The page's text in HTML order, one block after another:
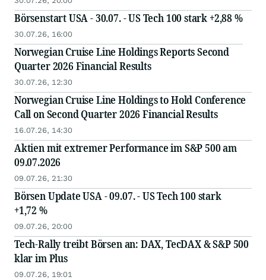
Börsenstart USA - 30.07. - US Tech 100 stark +2,88 %
30.07.26, 16:00
Norwegian Cruise Line Holdings Reports Second
Quarter 2026 Financial Results
30.07.26, 12:30
Norwegian Cruise Line Holdings to Hold Conference
Call on Second Quarter 2026 Financial Results
16.07.26, 14:30
Aktien mit extremer Performance im S&P 500 am
09.07.2026
09.07.26, 21:30
Börsen Update USA - 09.07. - US Tech 100 stark
+1,72 %
09.07.26, 20:00
Tech-Rally treibt Börsen an: DAX, TecDAX & S&P 500
klar im Plus
09.07.26, 19:01